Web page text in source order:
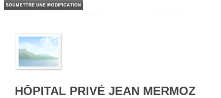
HÔPITAL PRIVÉ JEAN MERMOZ